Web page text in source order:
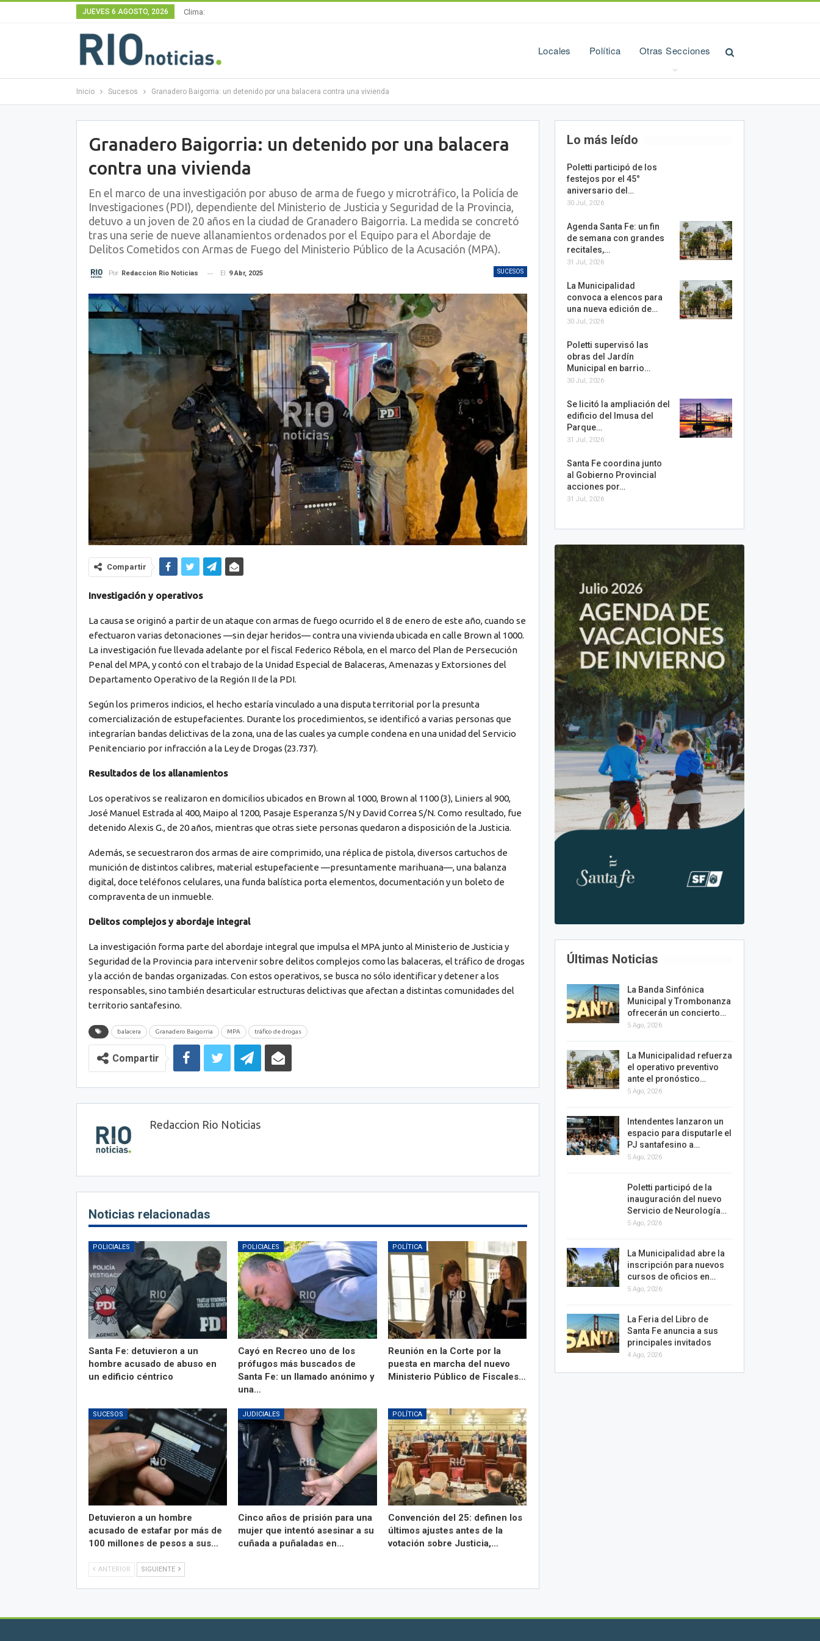
JUEVES 6 AGOSTO, 2026 Clima:
Locales Política Otras Secciones
Inicio Sucesos Granadero Baigorria: un detenido por una balacera contra una vivienda
Granadero Baigorria: un detenido por una balacera
contra una vivienda
En el marco de una investigación por abuso de arma de fuego y microtráfico, la Policía de
Investigaciones (PDI), dependiente del Ministerio de Justicia y Seguridad de la Provincia,
detuvo a un joven de 20 años en la ciudad de Granadero Baigorria. La medida se concretó
tras una serie de nueve allanamientos ordenados por el Equipo para el Abordaje de
Delitos Cometidos con Armas de Fuego del Ministerio Público de la Acusación (MPA).
SUCESOS
Por Redaccion Rio Noticias El 9 Abr, 2025
Compartir
Investigación y operativos
La causa se originó a partir de un ataque con armas de fuego ocurrido el 8 de enero de este año, cuando se
efectuaron varias detonaciones —sin dejar heridos— contra una vivienda ubicada en calle Brown al 1000.
La investigación fue llevada adelante por el fiscal Federico Rébola, en el marco del Plan de Persecución
Penal del MPA, y contó con el trabajo de la Unidad Especial de Balaceras, Amenazas y Extorsiones del
Departamento Operativo de la Región II de la PDI.
Según los primeros indicios, el hecho estaría vinculado a una disputa territorial por la presunta
comercialización de estupefacientes. Durante los procedimientos, se identificó a varias personas que
integrarían bandas delictivas de la zona, una de las cuales ya cumple condena en una unidad del Servicio
Penitenciario por infracción a la Ley de Drogas (23.737).
Resultados de los allanamientos
Los operativos se realizaron en domicilios ubicados en Brown al 1000, Brown al 1100 (3), Liniers al 900,
José Manuel Estrada al 400, Maipo al 1200, Pasaje Esperanza S/N y David Correa S/N. Como resultado, fue
detenido Alexis G., de 20 años, mientras que otras siete personas quedaron a disposición de la Justicia.
Además, se secuestraron dos armas de aire comprimido, una réplica de pistola, diversos cartuchos de
munición de distintos calibres, material estupefaciente —presuntamente marihuana—, una balanza
digital, doce teléfonos celulares, una funda balística porta elementos, documentación y un boleto de
compraventa de un inmueble.
Delitos complejos y abordaje integral
La investigación forma parte del abordaje integral que impulsa el MPA junto al Ministerio de Justicia y
Seguridad de la Provincia para intervenir sobre delitos complejos como las balaceras, el tráfico de drogas
y la acción de bandas organizadas. Con estos operativos, se busca no sólo identificar y detener a los
responsables, sino también desarticular estructuras delictivas que afectan a distintas comunidades del
territorio santafesino.
balacera Granadero Baigorria MPA tráfico de drogas
Compartir
Redaccion Rio Noticias
Noticias relacionadas
POLICIALES
Santa Fe: detuvieron a un
hombre acusado de abuso en
un edificio céntrico
POLICIALES
Cayó en Recreo uno de los
prófugos más buscados de
Santa Fe: un llamado anónimo y
una…
POLÍTICA
Reunión en la Corte por la
puesta en marcha del nuevo
Ministerio Público de Fiscales…
SUCESOS
Detuvieron a un hombre
acusado de estafar por más de
100 millones de pesos a sus…
JUDICIALES
Cinco años de prisión para una
mujer que intentó asesinar a su
cuñada a puñaladas en…
POLÍTICA
Convención del 25: definen los
últimos ajustes antes de la
votación sobre Justicia,…
ANTERIOR SIGUIENTE
Lo más leído
Poletti participó de los
festejos por el 45°
aniversario del…
30 Jul, 2026
Agenda Santa Fe: un fin
de semana con grandes
recitales,…
31 Jul, 2026
La Municipalidad
convoca a elencos para
una nueva edición de…
30 Jul, 2026
Poletti supervisó las
obras del Jardín
Municipal en barrio…
30 Jul, 2026
Se licitó la ampliación del
edificio del Imusa del
Parque…
31 Jul, 2026
Santa Fe coordina junto
al Gobierno Provincial
acciones por…
31 Jul, 2026
Últimas Noticias
La Banda Sinfónica
Municipal y Trombonanza
ofrecerán un concierto…
5 Ago, 2026
La Municipalidad refuerza
el operativo preventivo
ante el pronóstico…
5 Ago, 2026
Intendentes lanzaron un
espacio para disputarle el
PJ santafesino a…
5 Ago, 2026
Poletti participó de la
inauguración del nuevo
Servicio de Neurología…
5 Ago, 2026
La Municipalidad abre la
inscripción para nuevos
cursos de oficios en…
5 Ago, 2026
La Feria del Libro de
Santa Fe anuncia a sus
principales invitados
4 Ago, 2026